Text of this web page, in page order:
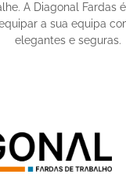
A Diagonal Fardas
a sua equipa
elegantes e seguras.